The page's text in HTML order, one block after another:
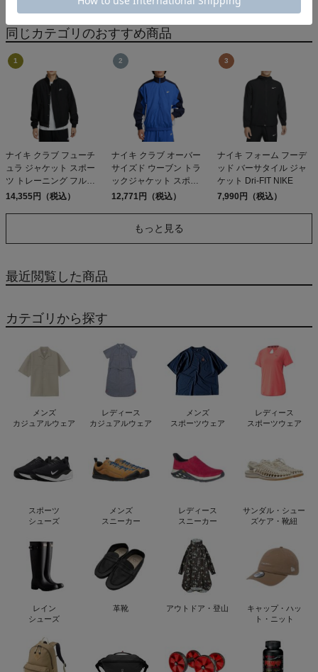
TERREBONNE
同じカテゴリのおすすめ商品
ナイキ クラブ フューチ
ュラ ジャケット スポー
ツ トレーニング フルジ
ップ NIKE
14,355円（税込）
ナイキ クラブ オーバー
サイズド ウーブン トラ
ックジャケット スポー
ツ トレーニング フルジ
12,771円（税込）
ナイキ フォーム フーデ
ッド バーサタイル ジャ
ケット Dri-FIT NIKE
7,990円（税込）
もっと見る
最近閲覧した商品
カテゴリから探す
メンズ
カジュアルウェア
レディース
カジュアルウェア
メンズ
スポーツウェア
レディース
スポーツウェア
スポーツ
シューズ
メンズ
スニーカー
レディース
スニーカー
サンダル・シュー
ズケア・靴紐
レイン
シューズ
革靴 アウトドア・登山
キャップ・ハッ
ト・ニット